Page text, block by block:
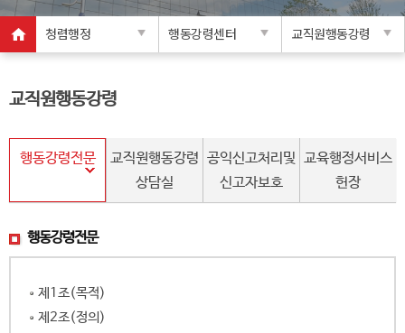
청렴행정 행동강령센터 교직원행동강령
교직원행동강령
행동강령전문
교직원행동강령
상담실
공익신고처리및
신고자보호
교육행정서비스
헌장
행동강령전문
제1조(목적)
제2조(정의)